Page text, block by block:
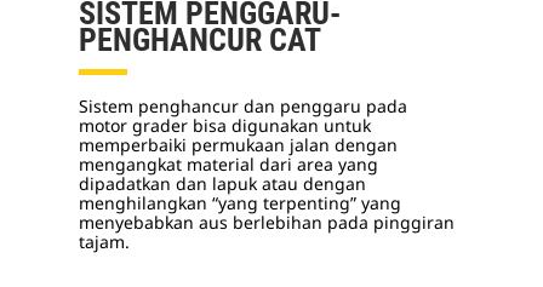
SISTEM PENGGARU-
PENGHANCUR CAT
Sistem penghancur dan penggaru pada
motor grader bisa digunakan untuk
memperbaiki permukaan jalan dengan
mengangkat material dari area yang
dipadatkan dan lapuk atau dengan
menghilangkan “yang terpenting” yang
menyebabkan aus berlebihan pada pinggiran
tajam.